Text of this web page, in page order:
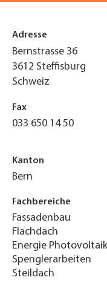
Adresse
Bernstrasse 36
3612 Steffisburg
Schweiz
Fax
033 650 14 50
Kanton
Bern
Fachbereiche
Fassadenbau
Flachdach
Energie Photovoltaik
Spenglerarbeiten
Steildach